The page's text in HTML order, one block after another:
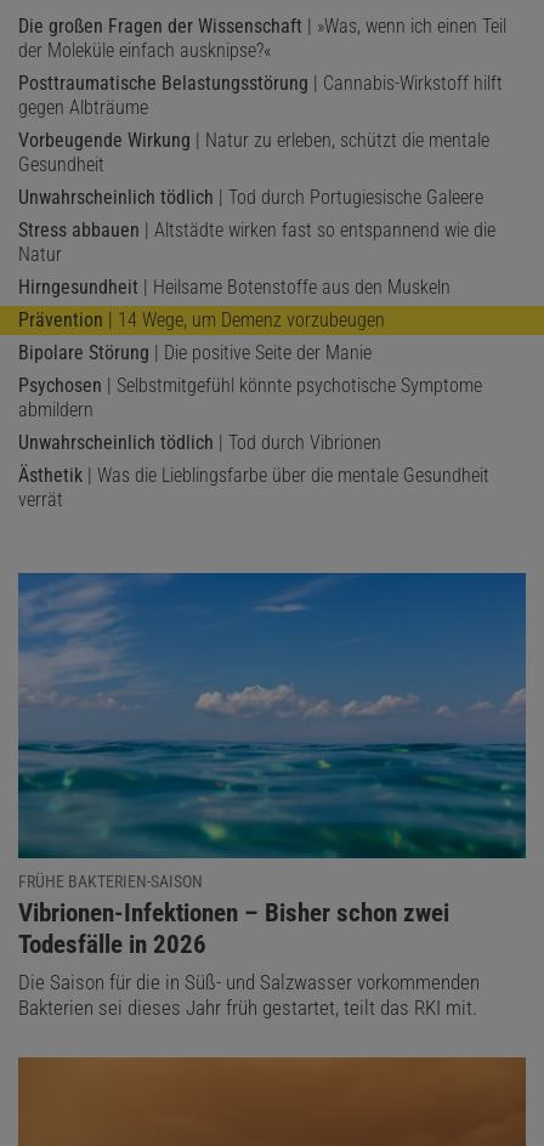
Die großen Fragen der Wissenschaft | »Was, wenn ich einen Teil
der Moleküle einfach ausknipse?«
Posttraumatische Belastungsstörung | Cannabis-Wirkstoff hilft
gegen Albträume
Vorbeugende Wirkung | Natur zu erleben, schützt die mentale
Gesundheit
Unwahrscheinlich tödlich | Tod durch Portugiesische Galeere
Stress abbauen | Altstädte wirken fast so entspannend wie die
Natur
Hirngesundheit | Heilsame Botenstoffe aus den Muskeln
Prävention | 14 Wege, um Demenz vorzubeugen
Bipolare Störung | Die positive Seite der Manie
Psychosen | Selbstmitgefühl könnte psychotische Symptome
abmildern
Unwahrscheinlich tödlich | Tod durch Vibrionen
Ästhetik | Was die Lieblingsfarbe über die mentale Gesundheit
verrät
FRÜHE BAKTERIEN-SAISON
:
Vibrionen-Infektionen – Bisher schon zwei
Todesfälle in 2026
Die Saison für die in Süß- und Salzwasser vorkommenden
Bakterien sei dieses Jahr früh gestartet, teilt das RKI mit.